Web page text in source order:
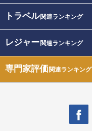
トラベル関連ランキング
レジャー関連ランキング
専門家評価関連ランキング